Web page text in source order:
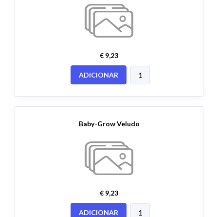
€ 9,23
ADICIONAR
Baby-Grow Veludo
€ 9,23
ADICIONAR